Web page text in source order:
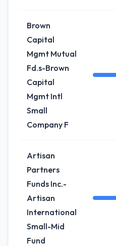
Brown
Capital
Mgmt Mutual
Fd.s-Brown
Capital
Mgmt Intl
Small
Company F
Artisan
Partners
Funds Inc.-
Artisan
International
Small-Mid
Fund